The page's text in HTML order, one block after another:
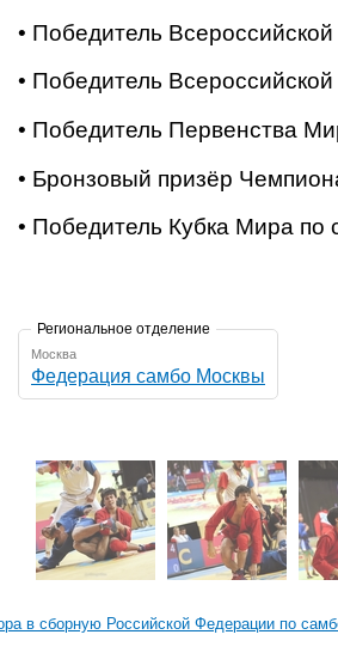
• Победитель
• Победитель
• Победитель Первенства
• Бронзовый призёр
• Победитель Кубка Мира по
Региональное отделение
Москва
Федерация самбо Москвы
в сборную Российской Федерации по